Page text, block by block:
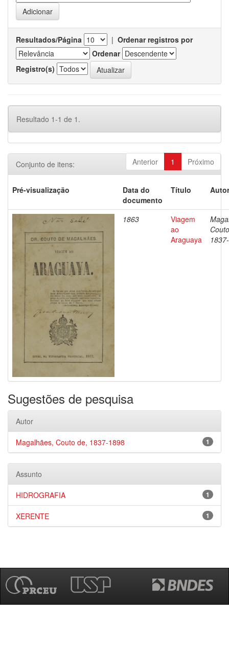
Resultados/Página | Ordenar registros por
Ordenar
Registro(s)
Resultado 1-1 de 1.
Anterior 1 Próximo
Conjunto de itens:
Pré-visualização
Data do
documento
Título
1863
Viagem
ao
Araguaya
Sugestões de pesquisa
Autor
1
Magalhães, Couto de, 1837-1898
Assunto
1
HIDROGRAFIA
1
XERENTE